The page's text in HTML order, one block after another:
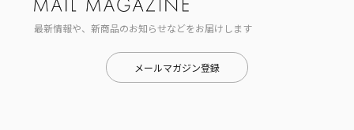
最新情報や、新商品のお知らせなどをお届けします
メールマガジン登録